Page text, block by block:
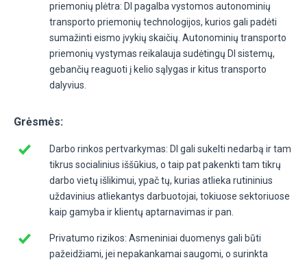
priemonių plėtra: DI pagalba vystomos autonominių
transporto priemonių technologijos, kurios gali padėti
sumažinti eismo įvykių skaičių. Autonominių transporto
priemonių vystymas reikalauja sudėtingų DI sistemų,
gebančių reaguoti į kelio sąlygas ir kitus transporto
dalyvius.
Grėsmės:
Darbo rinkos pertvarkymas: DI gali sukelti nedarbą ir tam
tikrus socialinius iššūkius, o taip pat pakenkti tam tikrų
darbo vietų išlikimui, ypač tų, kurias atlieka rutininius
uždavinius atliekantys darbuotojai, tokiuose sektoriuose
kaip gamyba ir klientų aptarnavimas ir pan.
Privatumo rizikos: Asmeniniai duomenys gali būti
pažeidžiami, jei nepakankamai saugomi, o surinkta